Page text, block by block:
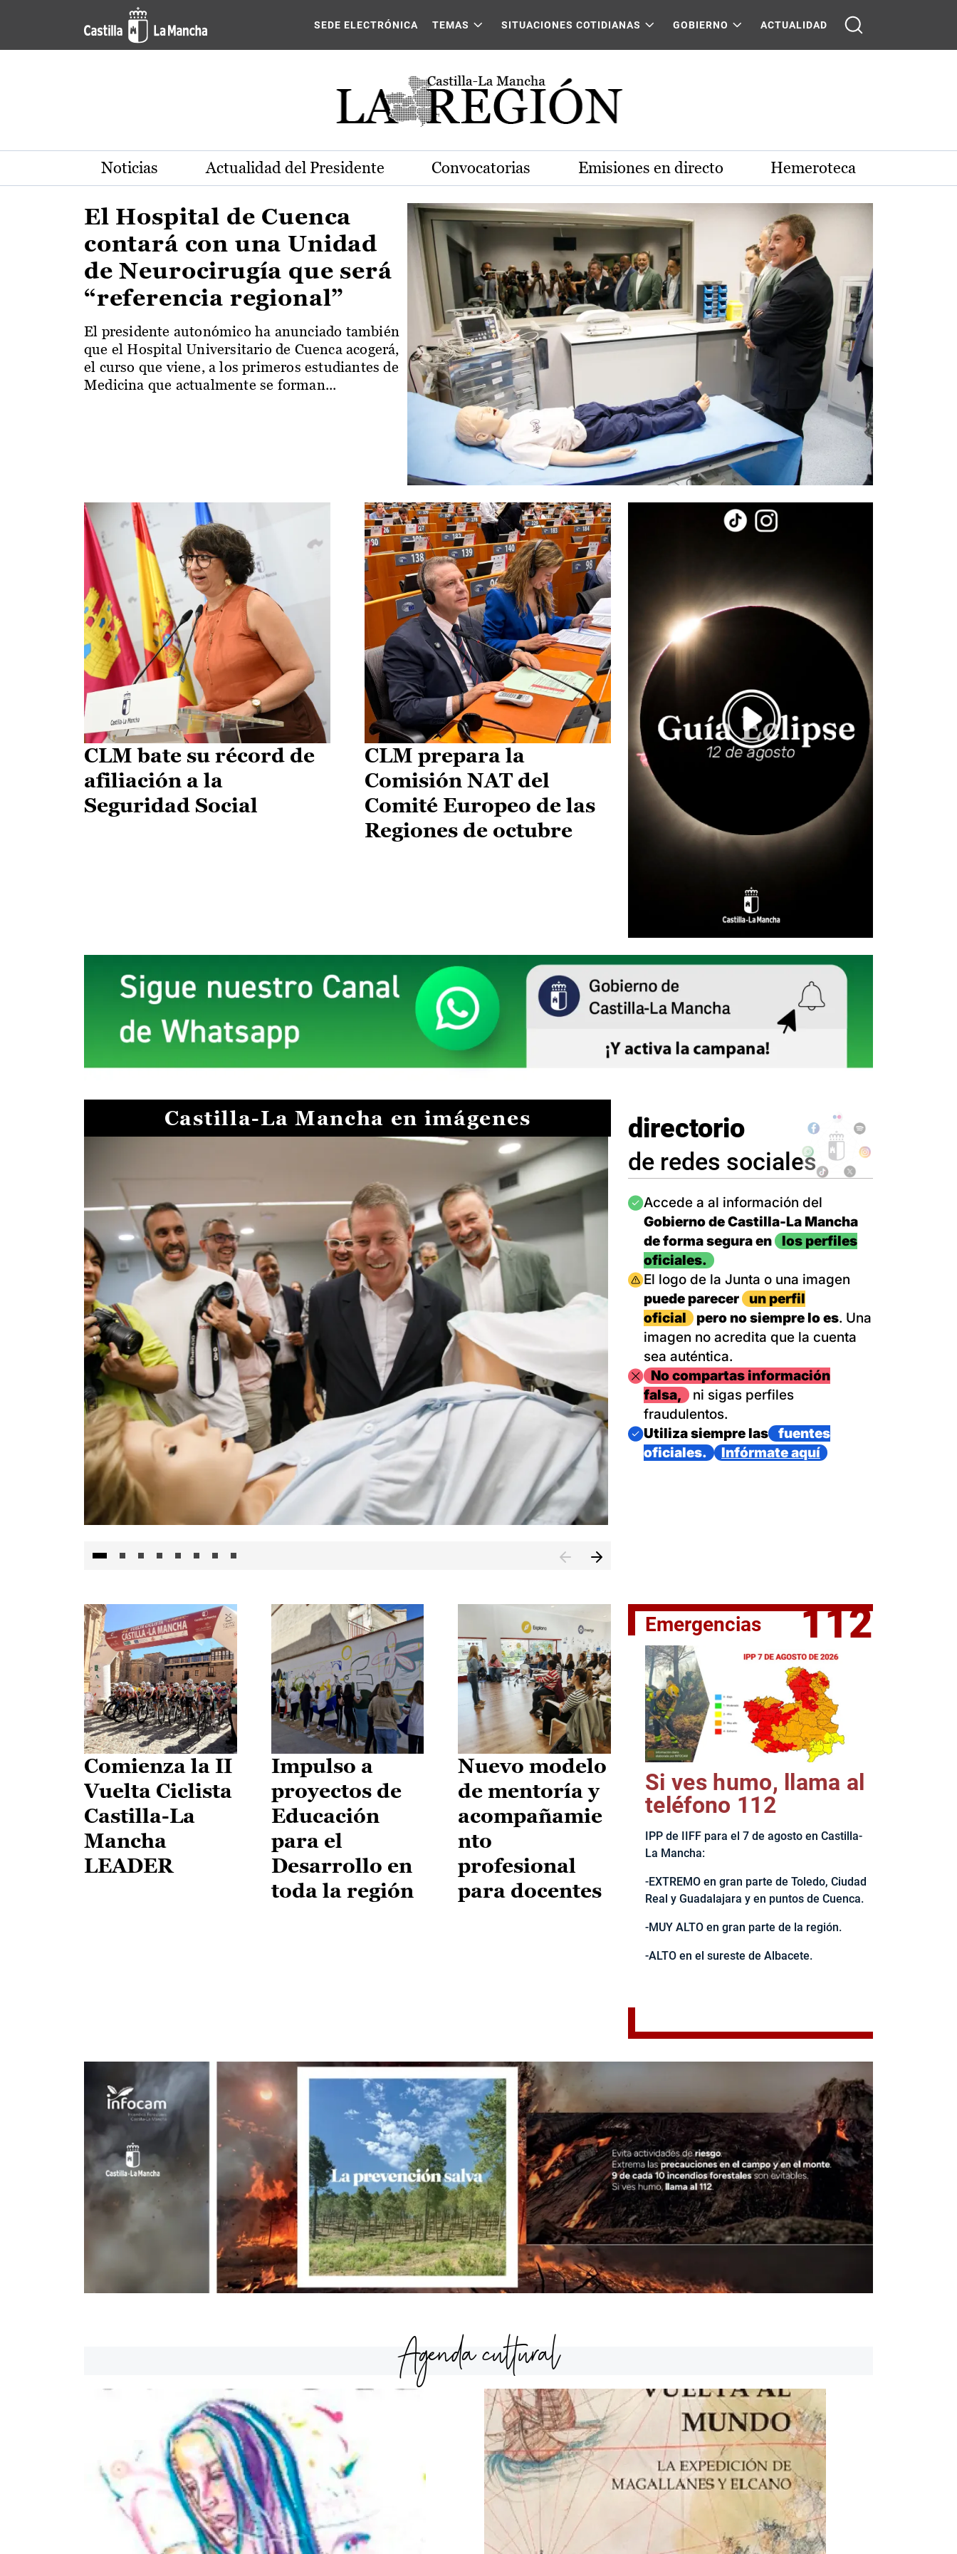
Pasar al contenido principal
Actualidad de la región de Castilla-La Mancha
SEDE ELECTRÓNICA TEMAS SITUACIONES COTIDIANAS GOBIERNO ACTUALIDAD
Noticias Actualidad del Presidente Convocatorias Emisiones en directo Hemeroteca
El Hospital de Cuenca
contará con una Unidad
de Neurocirugía que será
“referencia regional”
El presidente autonómico ha anunciado también
que el Hospital Universitario de Cuenca acogerá,
el curso que viene, a los primeros estudiantes de
Medicina que actualmente se forman...
CLM bate su récord de
afiliación a la
Seguridad Social
CLM prepara la
Comisión NAT del
Comité Europeo de las
Regiones de octubre
Castilla-La Mancha en imágenes
El jefe del Ejecutivo castellanomanchego, Emiliano García-
directorio
de redes sociales
Imagen
Accede a al información del
Gobierno de Castilla-La Mancha
de forma segura en
los perfiles
oficiales.
Imagen
El logo de la Junta o una imagen
puede parecer
un perfil
oficial
pero no siempre lo es. Una
imagen no acredita que la cuenta
sea auténtica.
ImagenNo compartas información
falsa,
ni sigas perfiles
fraudulentos.
Imagen
Utiliza siempre las
fuentes
oficiales.
Infórmate aquí
Comienza la II
Vuelta Ciclista
Castilla-La
Mancha
LEADER
Impulso a
proyectos de
Educación
para el
Desarrollo en
toda la región
Nuevo modelo
de mentoría y
acompañamie
nto
profesional
para docentes
Emergencias 112
Si ves humo, llama al
teléfono 112
IPP de IIFF para el 7 de agosto en Castilla-
La Mancha:
-EXTREMO en gran parte de Toledo, Ciudad
Real y Guadalajara y en puntos de Cuenca.
-MUY ALTO en gran parte de la región.
-ALTO en el sureste de Albacete.
Agenda cultural